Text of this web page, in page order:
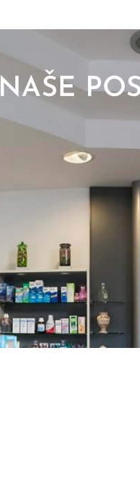
NAŠE